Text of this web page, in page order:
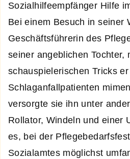
Sozialhilfeempfänger Hilfe
Bei einem Besuch in seiner
Geschäftsführerin des
seiner angeblichen Tochter,
schauspielerischen Tricks
Schlaganfallpatienten
versorgte sie ihn unter
Rollator, Windeln und einer
es, bei der
Sozialamtes möglichst